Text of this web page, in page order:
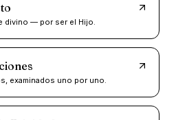
divino — por ser el Hijo.
examinados uno por uno.